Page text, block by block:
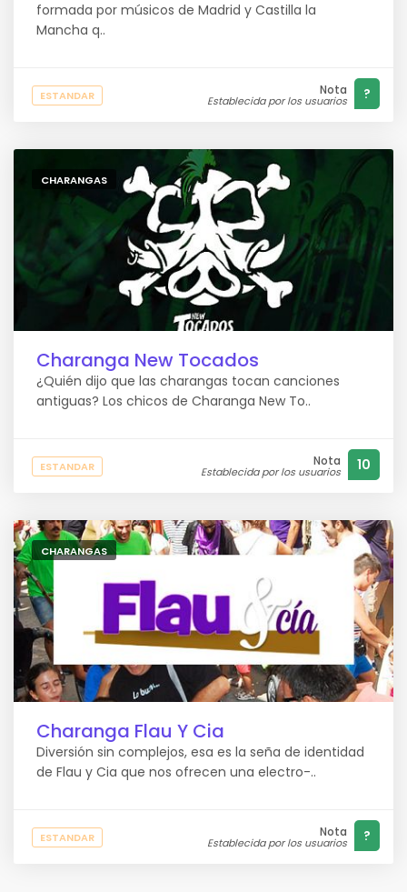
formada por músicos de Madrid y Castilla la
Mancha q..
ESTANDAR Nota
Establecida por los usuarios ?
CHARANGAS
Charanga New Tocados
¿Quién dijo que las charangas tocan canciones
antiguas? Los chicos de Charanga New To..
ESTANDAR Nota
Establecida por los usuarios 10
CHARANGAS
Charanga Flau Y Cia
Diversión sin complejos, esa es la seña de identidad
de Flau y Cia que nos ofrecen una electro-..
ESTANDAR Nota
Establecida por los usuarios ?